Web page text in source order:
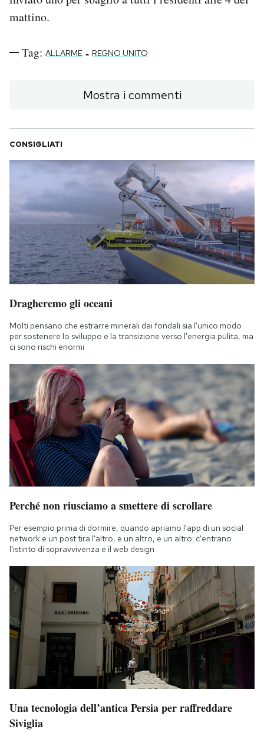
mattino.
Tag: ALLARME - REGNO UNITO
Mostra i commenti
CONSIGLIATI
Dragheremo gli oceani
Molti pensano che estrarre minerali dai fondali sia l'unico modo
per sostenere lo sviluppo e la transizione verso l'energia pulita, ma
ci sono rischi enormi
Perché non riusciamo a smettere di scrollare
Per esempio prima di dormire, quando apriamo l'app di un social
network e un post tira l'altro, e un altro, e un altro: c'entrano
l'istinto di sopravvivenza e il web design
Una tecnologia dell’antica Persia per raffreddare
Siviglia